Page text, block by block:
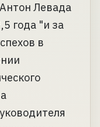
Левада
года "и за
в